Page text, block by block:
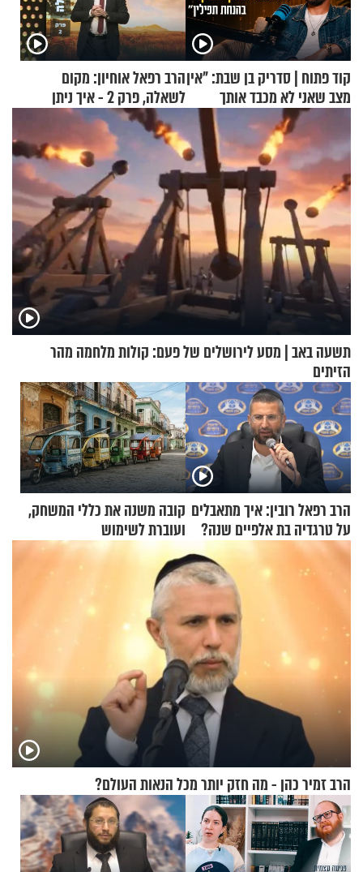
קוד פתוח | סדריק בן שבת: "אין
מצב שאני לא מכבד אותך
בבוקר בהנחת תפילין"
הרב רפאל אוחיון: מקום
לשאלה, פרק 2 - איך ניתן
להוכיח שהתורה משמיים?
תשעה באב | מסע לירושלים של פעם: קולות מלחמה מהר
הזיתים
הרב רפאל רובין: איך מתאבלים
על טרגדיה בת אלפיים שנה?
קובה משנה את כללי המשחק,
ועוברת לשימוש
בתלת־אופנועים סולאריים
הרב זמיר כהן - מה חזק יותר מכל הנאות העולם?